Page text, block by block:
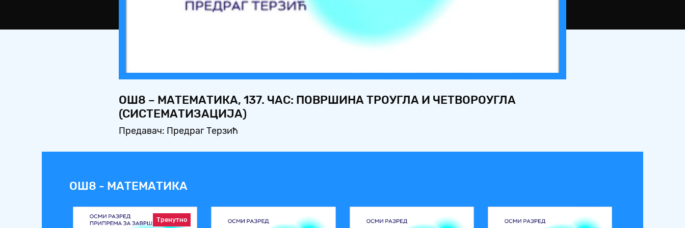
ОШ8 – МАТЕМАТИКА, 137. ЧАС: ПОВРШИНА ТРОУГЛА И ЧЕТВОРОУГЛА
(СИСТЕМАТИЗАЦИЈА)
Предавач: Предраг Терзић
ОШ8 - МАТЕМАТИКА
Тренутно